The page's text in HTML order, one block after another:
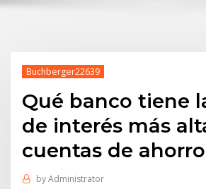
Buchberger22639
Qué banco tiene
de interés más
cuentas de ahorro
byAdministrator